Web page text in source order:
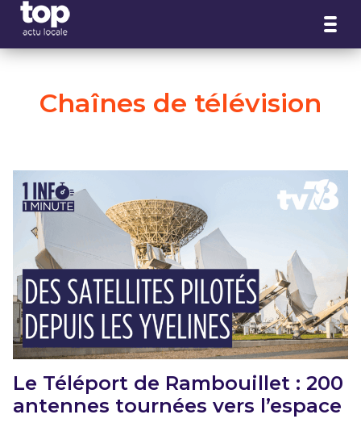
Chaînes de télévision
Le Téléport de Rambouillet : 200
antennes tournées vers l’espace
Panneau de gestion des cookies